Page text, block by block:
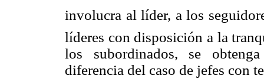
involucra al líder, a los
líderes con disposición a la
los subordinados, se
diferencia del caso de jefes con